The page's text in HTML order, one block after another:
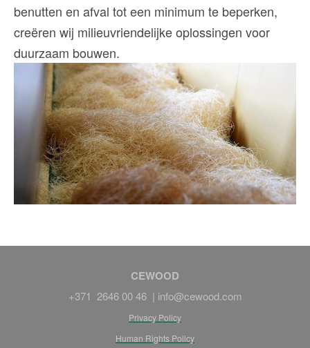
benutten en afval tot een minimum te beperken,
creëren wij milieuvriendelijke oplossingen voor
duurzaam bouwen.
CEWOOD
+371 2646 00 46 | info@cewood.com
Privacy Policy
Human Rights Policy